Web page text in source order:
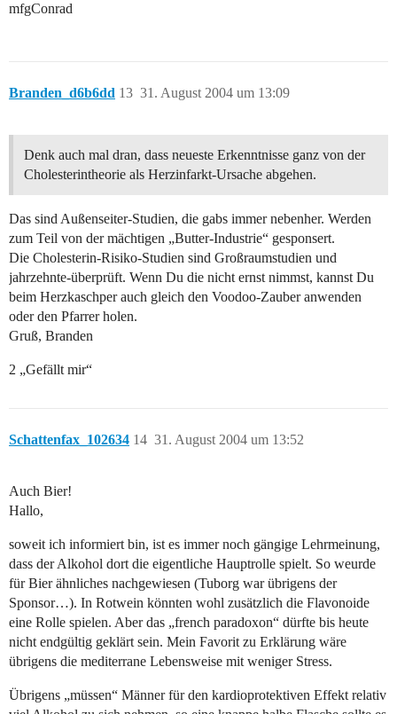
mfgConrad
Branden_d6b6dd 31. August 2004 um 13:09
13
Denk auch mal dran, dass neueste Erkenntnisse ganz von der
Cholesterintheorie als Herzinfarkt-Ursache abgehen.
Das sind Außenseiter-Studien, die gabs immer nebenher. Werden
zum Teil von der mächtigen „Butter-Industrie“ gesponsert.
Die Cholesterin-Risiko-Studien sind Großraumstudien und
jahrzehnte-überprüft. Wenn Du die nicht ernst nimmst, kannst Du
beim Herzkaschper auch gleich den Voodoo-Zauber anwenden
oder den Pfarrer holen.
Gruß, Branden
2 „Gefällt mir“
Schattenfax_102634 31. August 2004 um 13:52
14
Auch Bier!
Hallo,
soweit ich informiert bin, ist es immer noch gängige Lehrmeinung,
dass der Alkohol dort die eigentliche Hauptrolle spielt. So weurde
für Bier ähnliches nachgewiesen (Tuborg war übrigens der
Sponsor…). In Rotwein könnten wohl zusätzlich die Flavonoide
eine Rolle spielen. Aber das „french paradoxon“ dürfte bis heute
nicht endgültig geklärt sein. Mein Favorit zu Erklärung wäre
übrigens die mediterrane Lebensweise mit weniger Stress.
Übrigens „müssen“ Männer für den kardioprotektiven Effekt relativ